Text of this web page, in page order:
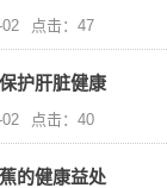
点击：47
护肝脏健康
点击：40
的健康益处